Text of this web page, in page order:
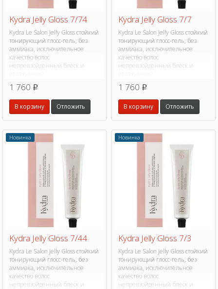
Kydra Jelly Gloss 7/74
Kydra Le Salon Jelly Gloss стойкий
тонирующий глосс-гель, без
аммиака, исключительное
качество волос
непревзойденный блеск и
1 760 p
В корзину Отложить
Kydra Jelly Gloss 7/7
Kydra Le Salon Jelly Gloss стойкий
тонирующий глосс-гель, без
аммиака, исключительное
качество волос
непревзойденный блеск и
1 760 p
В корзину Отложить
Новинка
Kydra Jelly Gloss 7/44
Kydra Le Salon Jelly Gloss стойкий
тонирующий глосс-гель, без
аммиака, исключительное
качество волос
непревзойденный блеск и
Новинка
Kydra Jelly Gloss 7/3
Kydra Le Salon Jelly Gloss стойкий
тонирующий глосс-гель, без
аммиака, исключительное
качество волос
непревзойденный блеск и